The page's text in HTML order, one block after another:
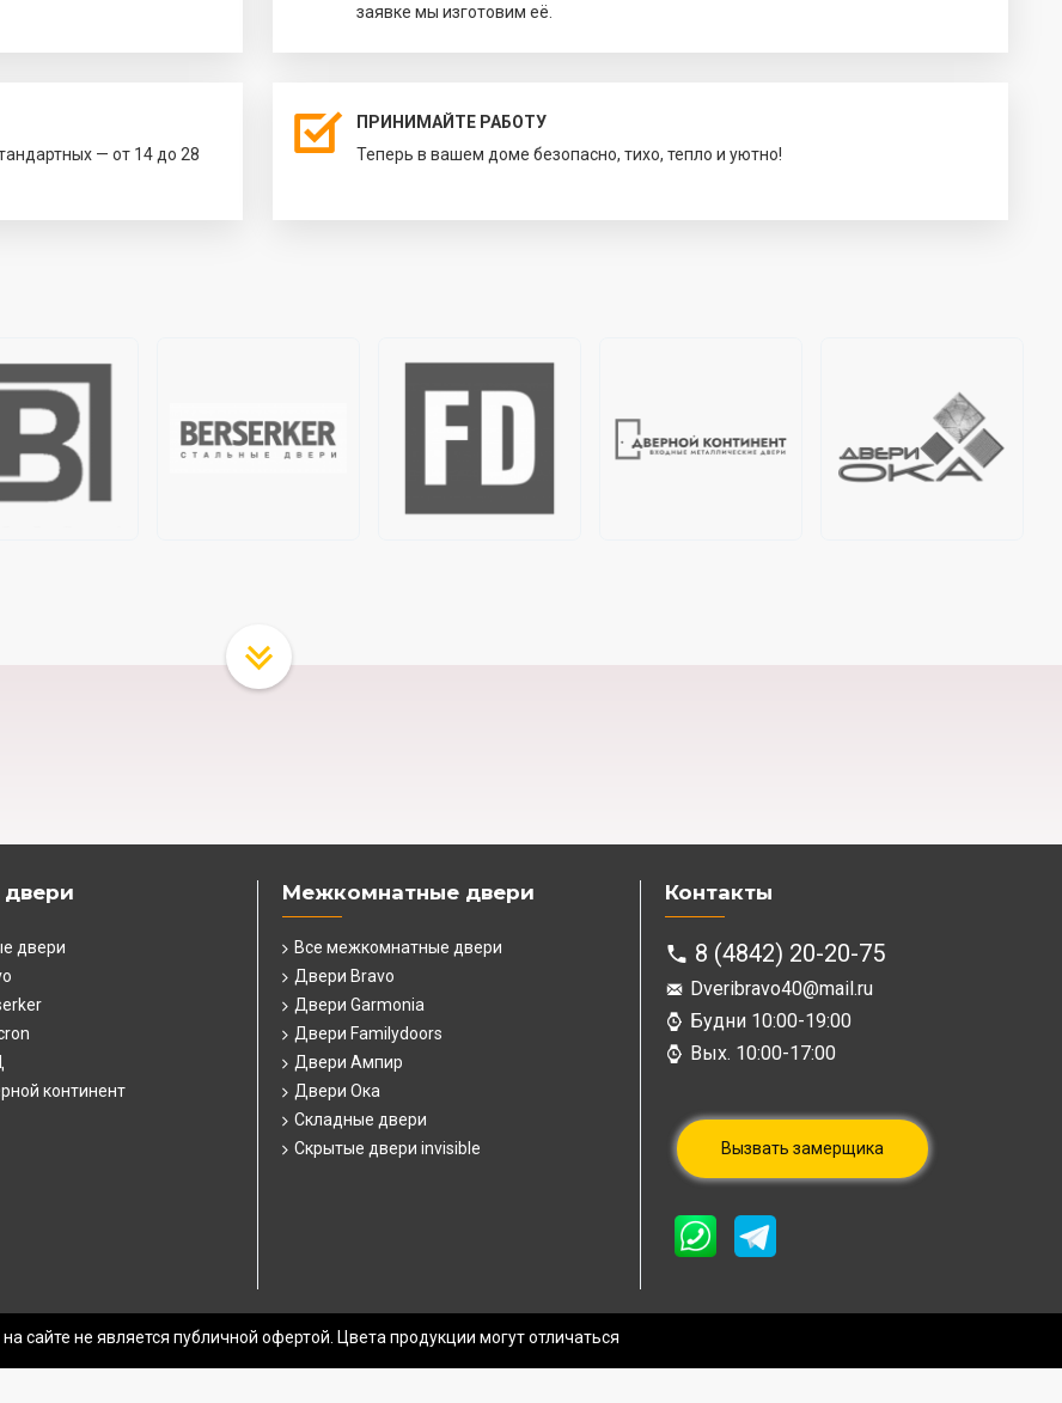
заявке мы изготовим её.
— от 14 до 28
ПРИНИМАЙТЕ РАБОТУ
Теперь в вашем доме безопасно, тихо, тепло и уютно!
двери
континент
Межкомнатные двери
Все межкомнатные двери
Двери Bravo
Двери Garmonia
Двери Familydoors
Двери Ампир
Двери Ока
Складные двери
Скрытые двери invisible
Контакты
8 (4842) 20-20-75
Dveribravo40@mail.ru
Будни 10:00-19:00
Вых. 10:00-17:00
Вызвать замерщика
сайте не является публичной офертой. Цвета продукции могут отличаться